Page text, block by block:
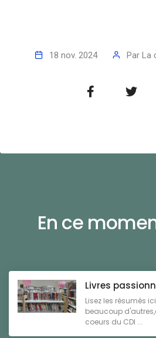
18 nov. 2024 Par La
En ce
Livres
Lisez les résumés
beaucoup
coeurs du CDI ...